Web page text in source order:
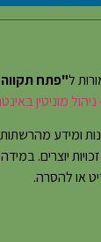
ל"פתח תקווה NEWS"
ומידע
27א לחוק זכויות
או להסרה.